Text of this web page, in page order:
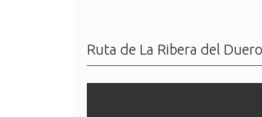
Ruta de La Ribera del Duero